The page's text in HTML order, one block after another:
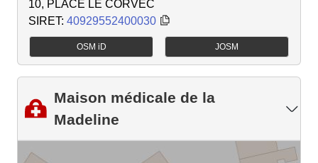
10, PLACE LE CORVEC
SIRET: 40929552400030
OSM iD JOSM
Maison médicale de la
Madeline